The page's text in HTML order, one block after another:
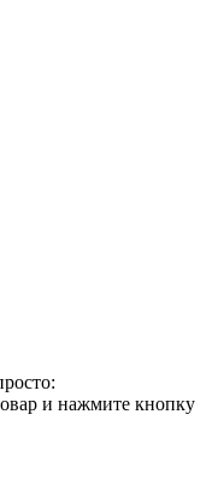
и нажмите кнопку